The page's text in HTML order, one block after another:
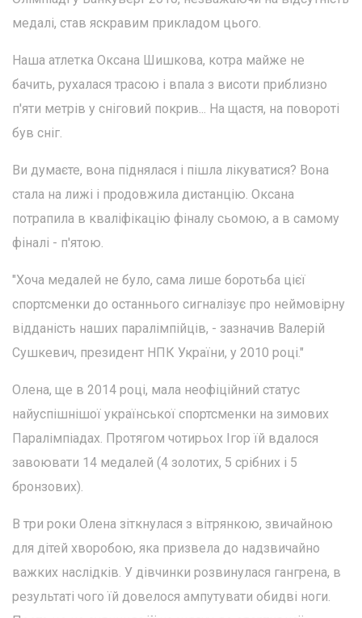
медалі, став яскравим прикладом цього.
Наша атлетка Оксана Шишкова, котра майже не
бачить, рухалася трасою і впала з висоти приблизно
п'яти метрів у сніговий покрив... На щастя, на повороті
був сніг.
Ви думаєте, вона піднялася і пішла лікуватися? Вона
стала на лижі і продовжила дистанцію. Оксана
потрапила в кваліфікацію фіналу сьомою, а в самому
фіналі - п'ятою.
"Хоча медалей не було, сама лише боротьба цієї
спортсменки до останнього сигналізує про неймовірну
відданість наших паралімпійців, - зазначив Валерій
Сушкевич, президент НПК України, у 2010 році."
Олена, ще в 2014 році, мала неофіційний статус
найуспішнішої української спортсменки на зимових
Паралімпіадах. Протягом чотирьох Ігор їй вдалося
завоювати 14 медалей (4 золотих, 5 срібних і 5
бронзових).
В три роки Олена зіткнулася з вітрянкою, звичайною
для дітей хворобою, яка призвела до надзвичайно
важких наслідків. У дівчинки розвинулася гангрена, в
результаті чого їй довелося ампутувати обидві ноги.